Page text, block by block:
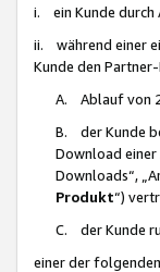
i. ein Kunde durch
ii. während einer
Kunde den
A. Ablauf von
B. der Kunde
Download einer
Downloads“,
Produkt“)
C. der Kunde
einer der